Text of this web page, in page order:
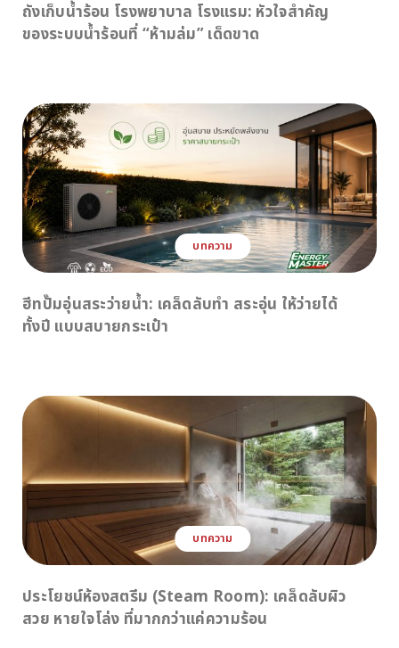
ถังเก็บน้ำร้อน โรงพยาบาล โรงแรม: หัวใจสำคัญ
ของระบบน้ำร้อนที่ “ห้ามล่ม” เด็ดขาด
บทความ
ฮีทปั๊มอุ่นสระว่ายน้ำ: เคล็ดลับทำ สระอุ่น ให้ว่ายได้
ทั้งปี แบบสบายกระเป๋า
บทความ
ประโยชน์ห้องสตรีม (Steam Room): เคล็ดลับผิว
สวย หายใจโล่ง ที่มากกว่าแค่ความร้อน